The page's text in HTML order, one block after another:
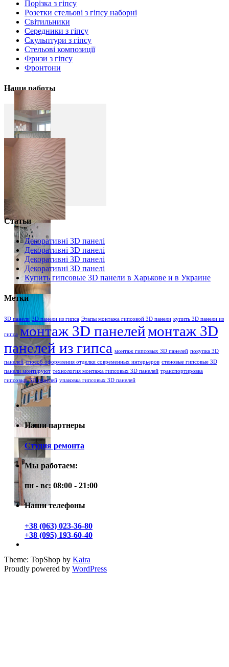
Порізка з гіпсу
Розетки стельові з гіпсу наборні
Світильники
Середники з гіпсу
Скульптури з гіпсу
Стельові композиції
Фризи з гіпсу
Фронтони
Наши работы
Статьи
Декоративні 3D панелі
Декоративні 3D панелі
Декоративні 3D панелі
Декоративні 3D панелі
Купить гипсовые 3D панели в Харькове и в Украине
Метки
3D панели 3D панели из гипса Этапы монтажа гипсовой 3D панели купить 3D панели из
гипса монтаж 3D панелеймонтаж 3D
панелей из гипса монтаж гипсовых 3D панелей покупка 3D
панелей способ оформления отделки современных интерьеров стеновые гипсовые 3D
панели монтируют технология монтажа гипсовых 3D панелей транспортировка
гипсовых 3D панелей упаковка гипсовых 3D панелей
Наши партнеры
Студия ремонта
Мы работаем:
пн - вс: 08:00 - 21:00
Наши телефоны
+38 (063) 023-36-80
+38 (095) 193-60-40
Theme: TopShop by Kaira
Proudly powered by WordPress